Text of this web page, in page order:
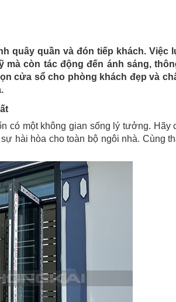
quây quần và đón tiếp khách. Việc
còn tác động đến ánh sáng,
cửa sổ cho phòng khách đẹp và
có một không gian sống lý tưởng. Hãy
hài hòa cho toàn bộ ngôi nhà. Cùng